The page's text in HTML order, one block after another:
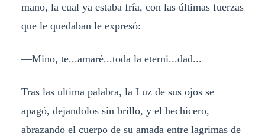
mano, la cual ya estaba fría, con las últimas fuerzas
que le quedaban le expresó:
—Mino, te...amaré...toda la eterni...dad...
Tras las ultima palabra, la Luz de sus ojos se
apagó, dejandolos sin brillo, y el hechicero,
abrazando el cuerpo de su amada entre lagrimas de